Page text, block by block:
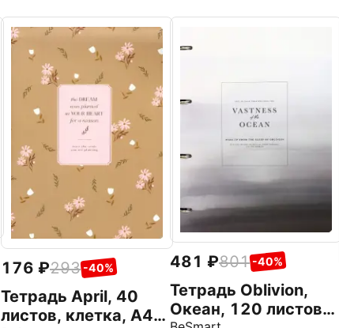
176 293 -40%
Тетрадь April, 40
листов, клетка, А4,
481 801 -40%
Тетрадь Oblivion,
Океан, 120 листов,